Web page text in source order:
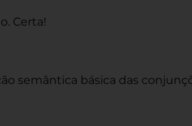
Certa!
semântica básica das